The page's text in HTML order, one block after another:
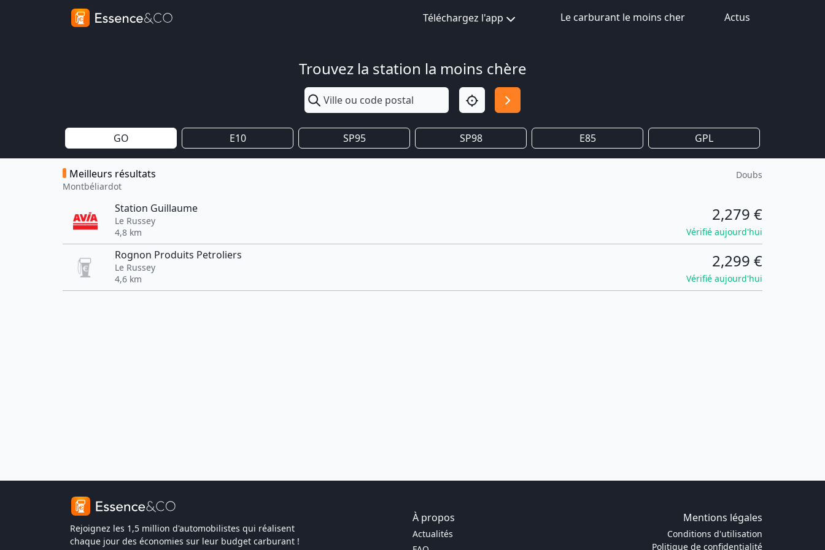
Téléchargez l'app Le carburant le moins cher Actus
Trouvez la station la moins chère
GO E10 SP95 SP98 E85 GPL
Meilleurs résultats
Montbéliardot
Doubs
Station Guillaume
Le Russey
4,8 km
2,279 €
Vérifié aujourd'hui
Rognon Produits Petroliers
Le Russey
4,6 km
2,299 €
Vérifié aujourd'hui
Rejoignez les 1,5 million d'automobilistes qui réalisent
chaque jour des économies sur leur budget carburant !
À propos Mentions légales
Actualités
Conditions d'utilisation
Politique de confidentialité